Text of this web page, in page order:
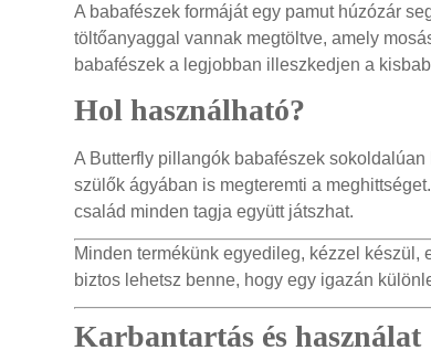
A babafészek formáját egy pamut húzózár
töltőanyaggal vannak megtöltve, amely
babafészek a legjobban illeszkedjen a
Hol használható?
A Butterfly pillangók babafészek
szülők ágyában is megteremti a
család minden tagja együtt játszhat.
Minden termékünk egyedileg, kézzel készül,
biztos lehetsz benne, hogy egy igazán
Karbantartás és használat